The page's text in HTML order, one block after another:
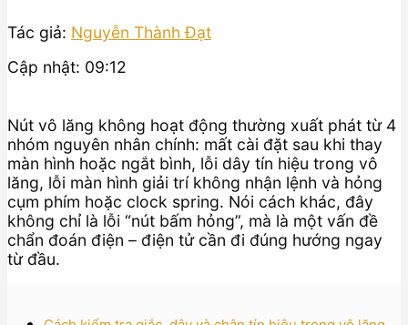
Tác giả: Nguyễn Thành Đạt
Cập nhật: 09:12
Nút vô lăng không hoạt động thường xuất phát từ 4
nhóm nguyên nhân chính: mất cài đặt sau khi thay
màn hình hoặc ngắt bình, lỗi dây tín hiệu trong vô
lăng, lỗi màn hình giải trí không nhận lệnh và hỏng
cụm phím hoặc clock spring. Nói cách khác, đây
không chỉ là lỗi “nút bấm hỏng”, mà là một vấn đề
chẩn đoán điện – điện tử cần đi đúng hướng ngay
từ đầu.